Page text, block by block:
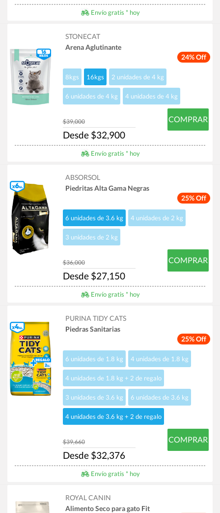
Envío gratis * hoy
24% Off
STONECAT
Arena Aglutinante
8kgs 16kgs 2 unidades de 4 kg
6 unidades de 4 kg 4 unidades de 4 kg
$39,000
Desde $32,900
COMPRAR
Envío gratis * hoy
25% Off
ABSORSOL
Piedritas Alta Gama Negras
6 unidades de 3.6 kg 4 unidades de 2 kg
3 unidades de 2 kg
$36,000
Desde $27,150
COMPRAR
Envío gratis * hoy
25% Off
PURINA TIDY CATS
Piedras Sanitarias
6 unidades de 1.8 kg 4 unidades de 1.8 kg
4 unidades de 1.8 kg + 2 de regalo
3 unidades de 3.6 kg 6 unidades de 3.6 kg
4 unidades de 3.6 kg + 2 de regalo
$39,660
Desde $32,376
COMPRAR
Envío gratis * hoy
ROYAL CANIN
Alimento Seco para gato Fit